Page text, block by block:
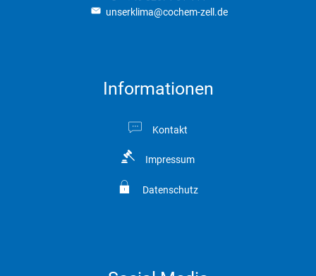
unserklima@cochem-zell.de
Informationen
Kontakt
Impressum
Datenschutz